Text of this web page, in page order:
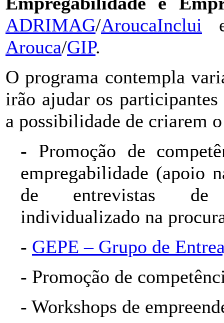
ADRIMAG/AroucaInclui
Arouca/GIP.
O programa contempla
irão ajudar os
a possibilidade de criarem
- Promoção de
empregabilidade (apoio
de entrevistas de
individualizado na
- GEPE – Grupo de
- Promoção de
- Workshops de